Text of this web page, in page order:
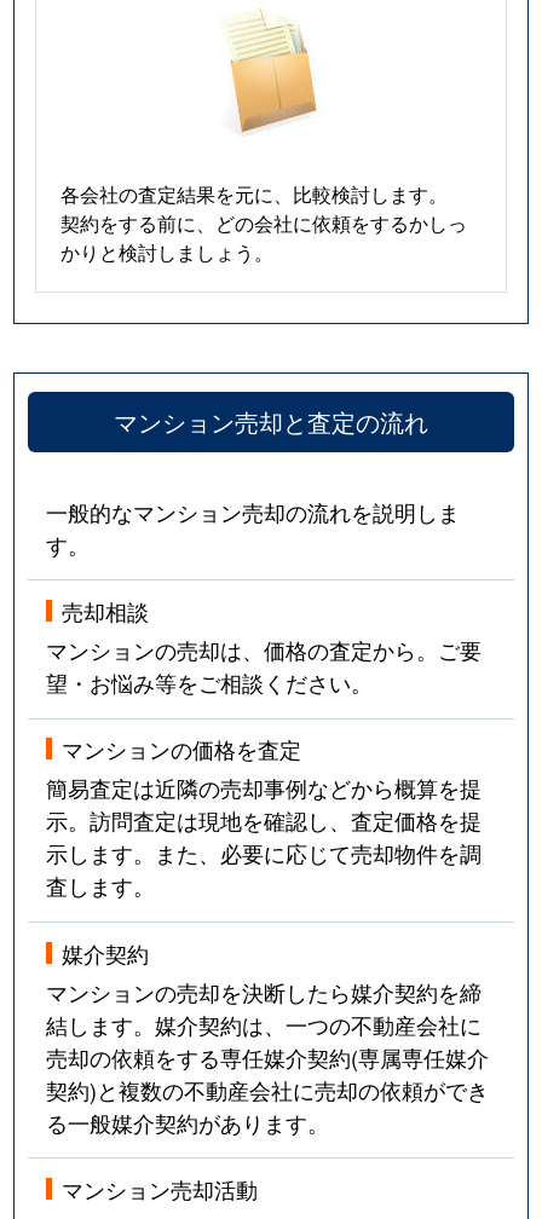
各会社の査定結果を元に、比較検討します。
契約をする前に、どの会社に依頼をするかしっ
かりと検討しましょう。
マンション売却と査定の流れ
一般的なマンション売却の流れを説明しま
す。
売却相談
マンションの売却は、価格の査定から。ご要
望・お悩み等をご相談ください。
マンションの価格を査定
簡易査定は近隣の売却事例などから概算を提
示。訪問査定は現地を確認し、査定価格を提
示します。また、必要に応じて売却物件を調
査します。
媒介契約
マンションの売却を決断したら媒介契約を締
結します。媒介契約は、一つの不動産会社に
売却の依頼をする専任媒介契約(専属専任媒介
契約)と複数の不動産会社に売却の依頼ができ
る一般媒介契約があります。
マンション売却活動